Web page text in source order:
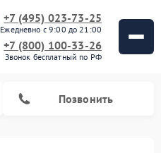
+7 (495) 023-73-25
Ежедневно с 9:00 до 21:00
+7 (800) 100-33-26
Звонок бесплатный по РФ
Позвонить